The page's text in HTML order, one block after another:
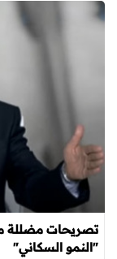
تصريحات مضللة
"النمو السكاني"